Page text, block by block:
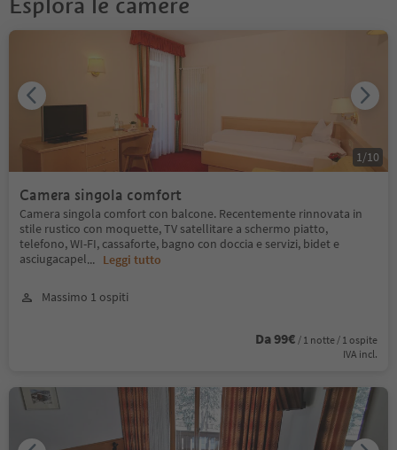
Camera singola comfort
Camera singola comfort con balcone. Recentemente rinnovata in
stile rustico con moquette, TV satellitare a schermo piatto,
telefono, WI-FI, cassaforte, bagno con doccia e servizi, bidet e
asciugacapel... Leggi tutto
Massimo 1 ospiti
Da 99€ / 1 notte / 1 ospite
IVA incl.
1/10